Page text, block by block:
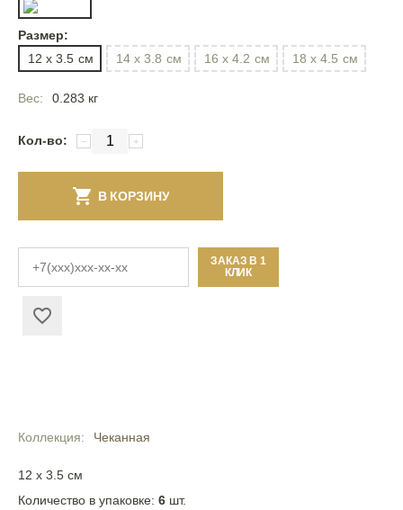
Размер:
12 x 3.5 см 14 x 3.8 см 16 x 4.2 см 18 x 4.5 см
Вес: 0.283 кг
Кол-во: +
−
В КОРЗИНУ
ЗАКАЗ В 1
КЛИК
Коллекция Чеканная
12 x 3.5 см
Количество в упаковке: 6 шт.